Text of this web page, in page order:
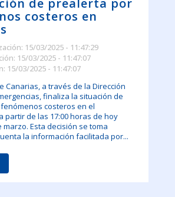
de prealerta por
costeros en
15/03/2025 - 11:47:29
15/03/2025 - 11:47:07
15/03/2025 - 11:47:07
Canarias, a través de la Dirección
finaliza la situación de
costeros en el
partir de las 17:00 horas de hoy
marzo. Esta decisión se toma
la información facilitada por...